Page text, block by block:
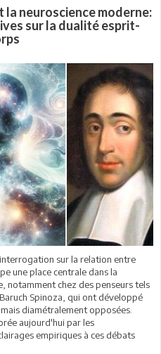
la neuroscience moderne:
sur la dualité esprit-
sur la relation entre
une place centrale dans la
notamment chez des penseurs tels
Spinoza, qui ont développé
diamétralement opposées.
aujourd'hui par les
empiriques à ces débats